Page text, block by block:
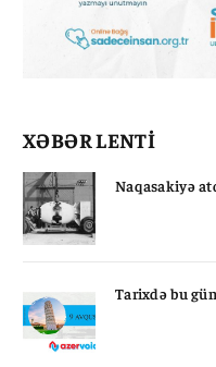
XƏBƏR LENTİ
Naqasakiyə
Tarixdə bu